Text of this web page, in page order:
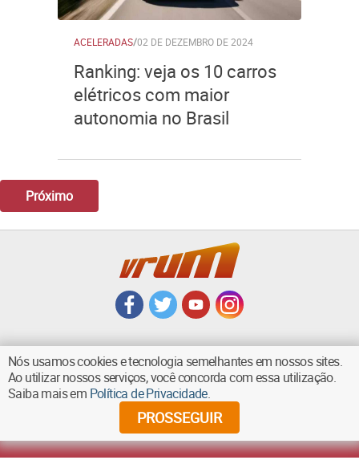
ACELERADAS/02 DE DEZEMBRO DE 2024
Ranking: veja os 10 carros
elétricos com maior
autonomia no Brasil
Próximo
VOLTAR AO TOPO
Diários Associados - Todos os direitos reservados
Nós usamos cookies e tecnologia semelhantes em nossos sites.
Ao utilizar nossos serviços, você concorda com essa utilização.
Saiba mais em Política de Privacidade.
PROSSEGUIR